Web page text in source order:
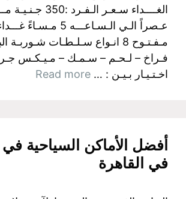
عـصراً الـي الـسـاعـــه 5
مـفـتـوح 8 انـواع سـلـطـات
فـراخ – لـحـم – سـمـك – مـيـكـس
اخـتـيـار بـيـن : … Read more
أفضل الأماكن السياحية في
في القاهرة